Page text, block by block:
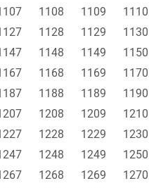
1108 1109 1110
1128 1129 1130
1148 1149 1150
1168 1169 1170
1188 1189 1190
1208 1209 1210
1228 1229 1230
1248 1249 1250
1268 1269 1270